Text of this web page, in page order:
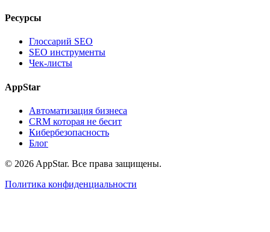
Ресурсы
Глоссарий SEO
SEO инструменты
Чек-листы
AppStar
Автоматизация бизнеса
CRM которая не бесит
Кибербезопасность
Блог
© 2026 AppStar. Все права защищены.
Политика конфиденциальности